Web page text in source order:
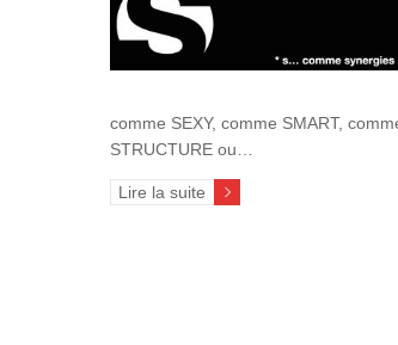
comme SEXY, comme SMART,
STRUCTURE ou…
Lire la suite